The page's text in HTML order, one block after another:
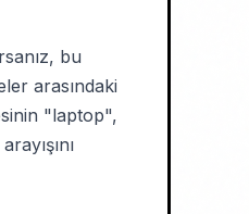
bu
arasındaki
"laptop",